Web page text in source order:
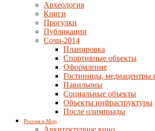
Археология
Книги
Прогулки
Публикации
Сочи-2014
Планировка
Спортивные объекты
Оформление
Гостиницы, медиацентры
Павильоны
Социальные объекты
Объекты инфраструктуры
После олимпиады
Россия и Мир
Архитектурное кино